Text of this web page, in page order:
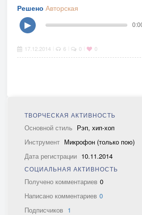
Решено Авторская
▶
17.12.2014 6 0 0
ТВОРЧЕСКАЯ АКТИВНОСТЬ
Основной стиль Рэп, хип-хоп
Инструмент Микрофон (только пою)
Дата регистрации 10.11.2014
СОЦИАЛЬНАЯ АКТИВНОСТЬ
Получено комментариев 0
Написано комментариев 0
Подписчиков 1